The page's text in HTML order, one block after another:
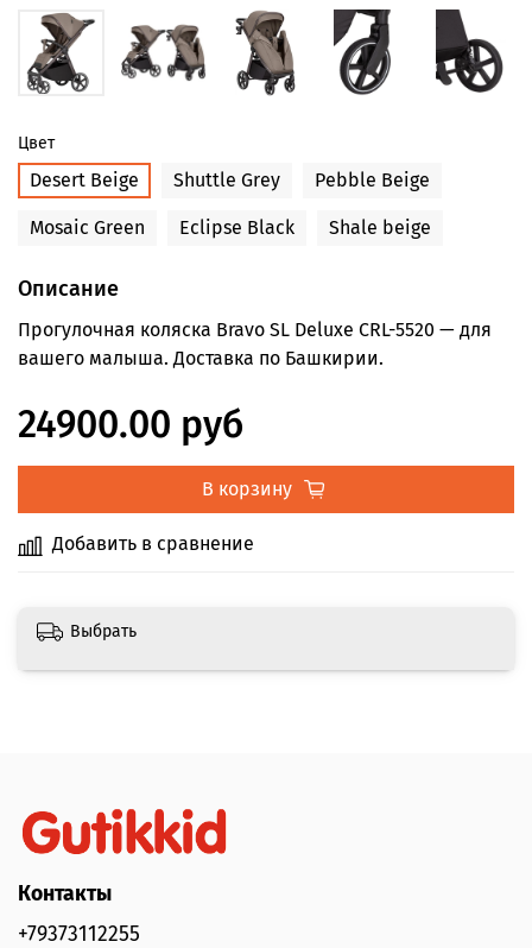
Добавить в сравнение
Цвет
Desert Beige Shuttle Grey Pebble Beige
Mosaic Green Eclipse Black Shale beige
Описание
Прогулочная коляска Bravo SL Deluxe CRL-5520 — для
вашего малыша. Доставка по Башкирии.
24900.00 руб
В корзину
Выбрать
Контакты
+79373112255